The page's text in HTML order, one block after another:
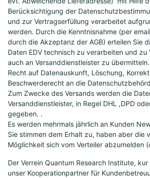
Berücksichtigung der
und zur Vertragserfüllung verarbeitet
werden. Durch die Kenntnisnahme (per
durch die Akzeptanz der AGB) erteilen Sie
Daten EDV technisch zu verarbeiten und zu
auch an Versanddienstleister zu
Recht auf Datenauskunft, Löschung,
Beschwerderecht an die
Zum Zwecke des Versands werden die
Versanddienstleister, in Regel DHL ,DPD
gegeben. .
Es werden mehrmals jährlich an Kunden
Sie stimmen dem Erhalt zu, haben aber die
Möglichkeit sich vom Verteiler abzumelden
Der Verrein Quantum Research Institute,
unser Kooperationpartner für